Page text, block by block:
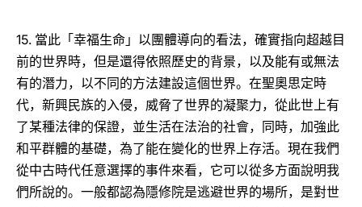
15. 當此「幸福生命」以團體導向的看法，確實指向超越目
前的世界時，但是還得依照歷史的背景，以及能有或無法
有的潛力，以不同的方法建設這個世界。在聖奧思定時
代，新興民族的入侵，威脅了世界的凝聚力，從此世上有
了某種法律的保證，並生活在法治的社會，同時，加強此
和平群體的基礎，為了能在變化的世界上存活。現在我們
從中古時代任意選擇的事件來看，它可以從多方面說明我
們所說的。一般都認為隱修院是逃避世界的場所，是對世